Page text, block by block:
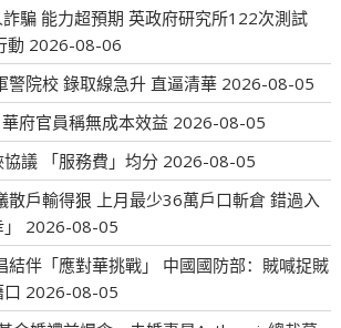
騙 能力超預期 英政府研究所122次測試
動 2026-08-06
警院校 錄取線急升 直逼清華 2026-08-05
府官員稱無成本效益 2026-08-05
議 「服務費」均分 2026-08-05
散戶輸得狠 上月最少36萬戶口斬倉 錯過入
2026-08-05
結伴「應對華挑戰」 中國國防部：賊喊捉賊
2026-08-05